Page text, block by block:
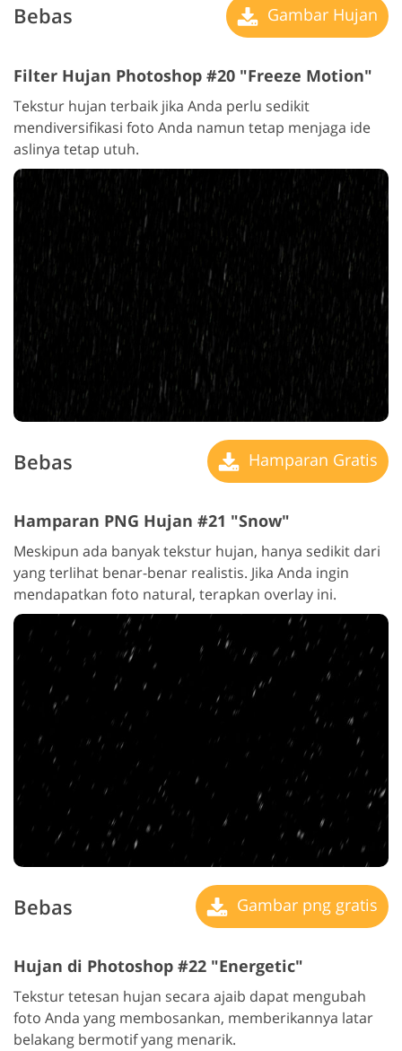
Bebas Gambar Hujan
Filter Hujan Photoshop #20 "Freeze Motion"
Tekstur hujan terbaik jika Anda perlu sedikit
mendiversifikasi foto Anda namun tetap menjaga ide
aslinya tetap utuh.
Bebas Hamparan Gratis
Hamparan PNG Hujan #21 "Snow"
Meskipun ada banyak tekstur hujan, hanya sedikit dari
yang terlihat benar-benar realistis. Jika Anda ingin
mendapatkan foto natural, terapkan overlay ini.
Bebas Gambar png gratis
Hujan di Photoshop #22 "Energetic"
Tekstur tetesan hujan secara ajaib dapat mengubah
foto Anda yang membosankan, memberikannya latar
belakang bermotif yang menarik.